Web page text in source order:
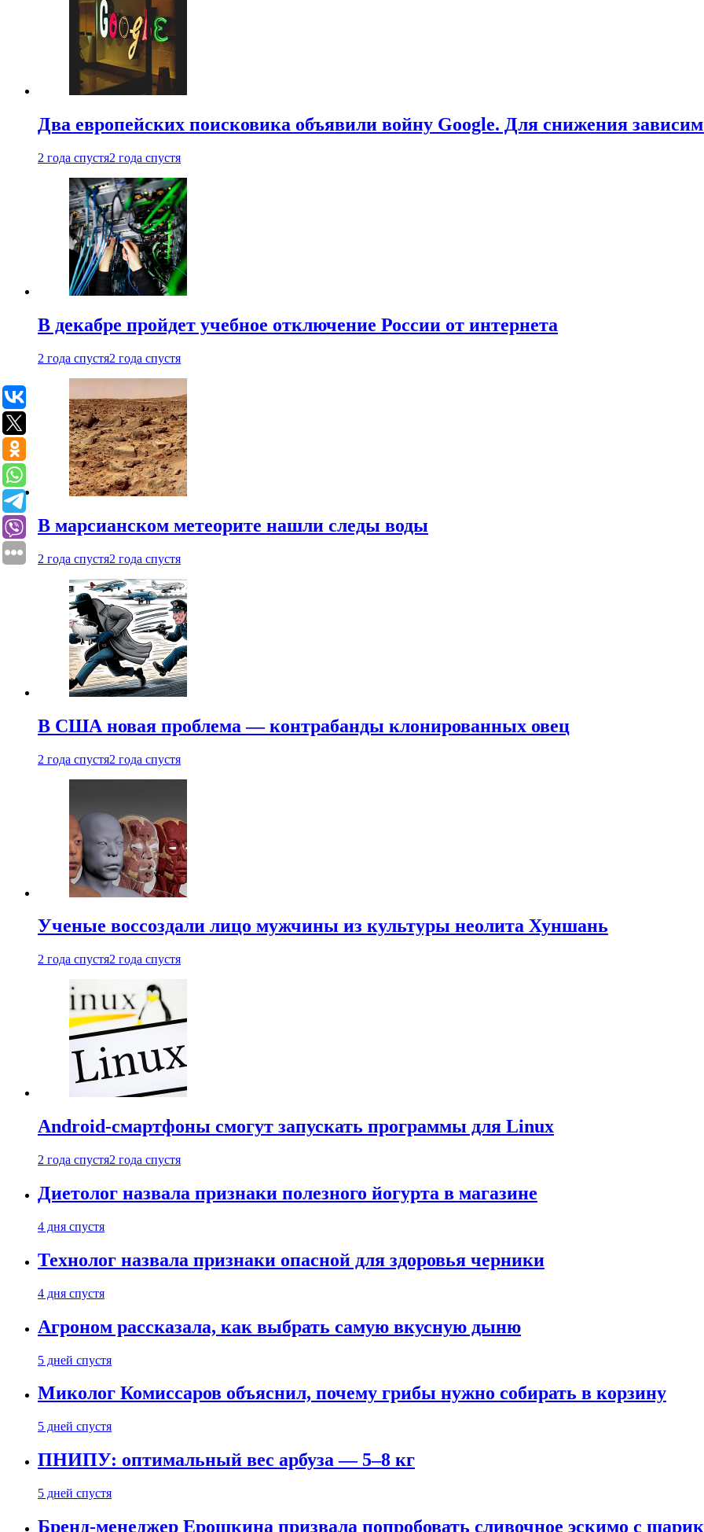
Два европейских поисковика объявили войну Google. Для снижения
2 года спустя2 года спустя
В декабре пройдет учебное отключение России от интернета
2 года спустя2 года спустя
В марсианском метеорите нашли следы воды
2 года спустя2 года спустя
В США новая проблема — контрабанды клонированных овец
2 года спустя2 года спустя
Ученые воссоздали лицо мужчины из культуры неолита Хуншань
2 года спустя2 года спустя
Android-смартфоны смогут запускать программы для Linux
2 года спустя2 года спустя
Диетолог назвала признаки полезного йогурта в магазине
4 дня спустя
Технолог назвала признаки опасной для здоровья черники
4 дня спустя
Агроном рассказала, как выбрать самую вкусную дыню
5 дней спустя
Миколог Комиссаров объяснил, почему грибы нужно собирать в корзину
5 дней спустя
ПНИПУ: оптимальный вес арбуза — 5–8 кг
5 дней спустя
Бренд-менеджер Ерошкина призвала попробовать сливочное эскимо с